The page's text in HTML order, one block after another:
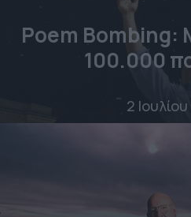
Poem Bombing:
100.000
2